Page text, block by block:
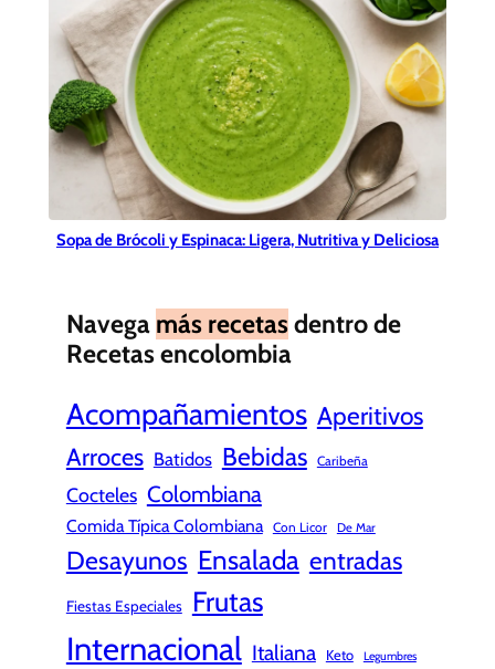
Sopa de Brócoli y Espinaca: Ligera, Nutritiva y Deliciosa
Navega más recetasdentro de
Recetas encolombia
Acompañamientos Aperitivos
Arroces Batidos Bebidas Caribeña
Cocteles Colombiana
Comida Típica Colombiana Con Licor De Mar
Desayunos Ensalada entradas
Fiestas Especiales Frutas
Internacional Italiana Keto Legumbres